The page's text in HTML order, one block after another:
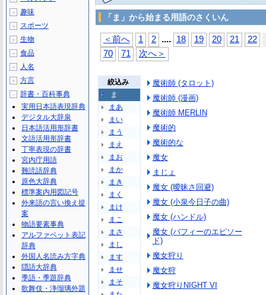
「ま」から始まる用語のさくいん
＜前へ 1 2 .... 18 19 20 21 22
70
71 次へ＞
絞込み
ま
まあ
まい
まう
まえ
まお
まか
まき
まく
まけ
まこ
まさ
まし
ます
ませ
まそ
魔術師 (タロット)
魔術師 (漫画)
魔術師 MERLIN
魔術的
魔術的な
魔女
まじょ
魔女 (曖昧さ回避)
魔女 (小泉今日子の曲)
魔女 (ハンドル)
魔女 (バフィーのエピソー
ド)
魔女狩り
魔女狩
魔女狩りNIGHT VI
＋ 趣味
＋ スポーツ
＋ 生物
＋ 食品
＋ 人名
＋ 方言
－
辞書・百科事典
実用日本語表現辞典
デジタル大辞泉
日本語活用形辞書
文語活用形辞書
丁寧表現の辞書
宮内庁用語
難読語辞典
原色大辞典
標準案内用図記号
外来語の言い換え提
案
物語要素事典
アルファベット表記
辞典
外国人名読み方字典
隠語大辞典
季語・季題辞典
歌舞伎・浄瑠璃外題